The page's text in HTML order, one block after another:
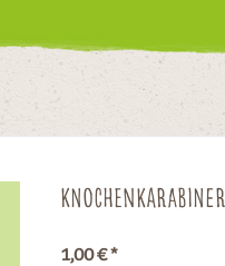
Knochenkarabiner
1,00 € *